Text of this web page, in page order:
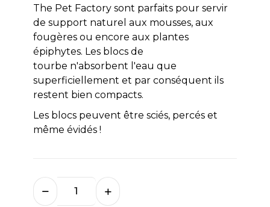
The Pet Factory sont parfaits pour servir
de support naturel aux mousses, aux
fougères ou encore aux plantes
épiphytes. Les blocs de
tourbe n'absorbent l'eau que
superficiellement et par conséquent ils
restent bien compacts.
Les blocs peuvent être sciés, percés et
même évidés !